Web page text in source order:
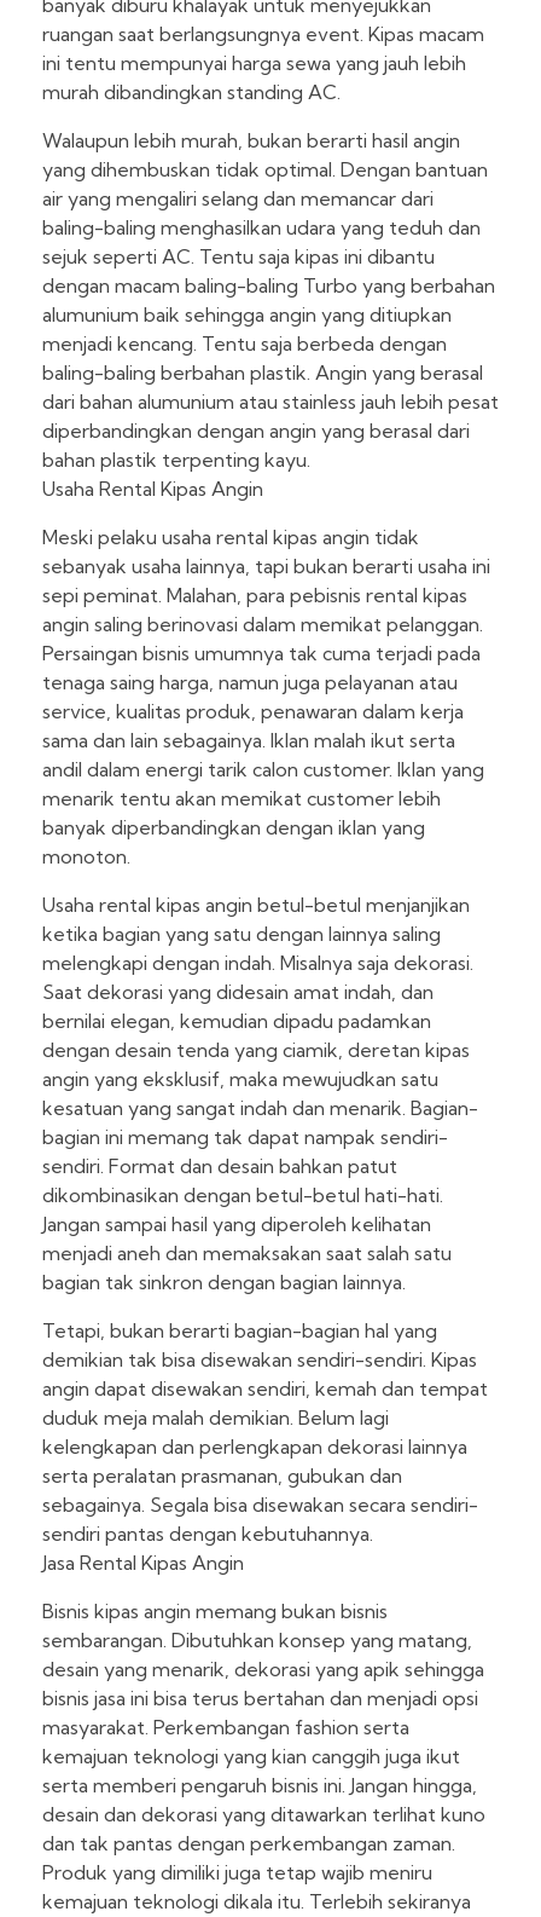
banyak diburu khalayak untuk menyejukkan
ruangan saat berlangsungnya event. Kipas macam
ini tentu mempunyai harga sewa yang jauh lebih
murah dibandingkan standing AC.
Walaupun lebih murah, bukan berarti hasil angin
yang dihembuskan tidak optimal. Dengan bantuan
air yang mengaliri selang dan memancar dari
baling-baling menghasilkan udara yang teduh dan
sejuk seperti AC. Tentu saja kipas ini dibantu
dengan macam baling-baling Turbo yang berbahan
alumunium baik sehingga angin yang ditiupkan
menjadi kencang. Tentu saja berbeda dengan
baling-baling berbahan plastik. Angin yang berasal
dari bahan alumunium atau stainless jauh lebih pesat
diperbandingkan dengan angin yang berasal dari
bahan plastik terpenting kayu.
Usaha Rental Kipas Angin
Meski pelaku usaha rental kipas angin tidak
sebanyak usaha lainnya, tapi bukan berarti usaha ini
sepi peminat. Malahan, para pebisnis rental kipas
angin saling berinovasi dalam memikat pelanggan.
Persaingan bisnis umumnya tak cuma terjadi pada
tenaga saing harga, namun juga pelayanan atau
service, kualitas produk, penawaran dalam kerja
sama dan lain sebagainya. Iklan malah ikut serta
andil dalam energi tarik calon customer. Iklan yang
menarik tentu akan memikat customer lebih
banyak diperbandingkan dengan iklan yang
monoton.
Usaha rental kipas angin betul-betul menjanjikan
ketika bagian yang satu dengan lainnya saling
melengkapi dengan indah. Misalnya saja dekorasi.
Saat dekorasi yang didesain amat indah, dan
bernilai elegan, kemudian dipadu padamkan
dengan desain tenda yang ciamik, deretan kipas
angin yang eksklusif, maka mewujudkan satu
kesatuan yang sangat indah dan menarik. Bagian-
bagian ini memang tak dapat nampak sendiri-
sendiri. Format dan desain bahkan patut
dikombinasikan dengan betul-betul hati-hati.
Jangan sampai hasil yang diperoleh kelihatan
menjadi aneh dan memaksakan saat salah satu
bagian tak sinkron dengan bagian lainnya.
Tetapi, bukan berarti bagian-bagian hal yang
demikian tak bisa disewakan sendiri-sendiri. Kipas
angin dapat disewakan sendiri, kemah dan tempat
duduk meja malah demikian. Belum lagi
kelengkapan dan perlengkapan dekorasi lainnya
serta peralatan prasmanan, gubukan dan
sebagainya. Segala bisa disewakan secara sendiri-
sendiri pantas dengan kebutuhannya.
Jasa Rental Kipas Angin
Bisnis kipas angin memang bukan bisnis
sembarangan. Dibutuhkan konsep yang matang,
desain yang menarik, dekorasi yang apik sehingga
bisnis jasa ini bisa terus bertahan dan menjadi opsi
masyarakat. Perkembangan fashion serta
kemajuan teknologi yang kian canggih juga ikut
serta memberi pengaruh bisnis ini. Jangan hingga,
desain dan dekorasi yang ditawarkan terlihat kuno
dan tak pantas dengan perkembangan zaman.
Produk yang dimiliki juga tetap wajib meniru
kemajuan teknologi dikala itu. Terlebih sekiranya